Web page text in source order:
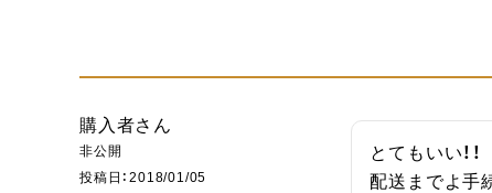
購入者
非公開
投稿日
2018/01/05
とてもいい！！
配送までよ手